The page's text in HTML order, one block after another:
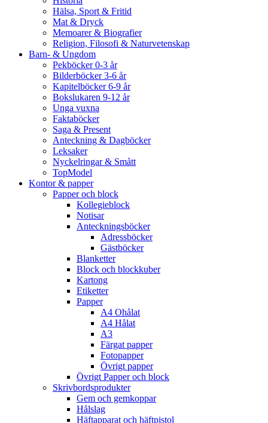
Hälsa, Sport & Fritid
Mat & Dryck
Memoarer & Biografier
Religion, Filosofi & Naturvetenskap
Barn- & Ungdom
Pekböcker 0-3 år
Bilderböcker 3-6 år
Kapitelböcker 6-9 år
Bokslukaren 9-12 år
Unga vuxna
Faktaböcker
Saga & Present
Anteckning & Dagböcker
Leksaker
Nyckelringar & Smått
TopModel
Kontor & papper
Papper och block
Kollegieblock
Notisar
Anteckningsböcker
Adressböcker
Gästböcker
Blanketter
Block och blockkuber
Kartong
Etiketter
Papper
A4 Ohålat
A4 Hålat
A3
Färgat papper
Fotopapper
Övrigt papper
Övrigt Papper och block
Skrivbordsprodukter
Gem och gemkoppar
Hålslag
Häftapparat och häftpistol